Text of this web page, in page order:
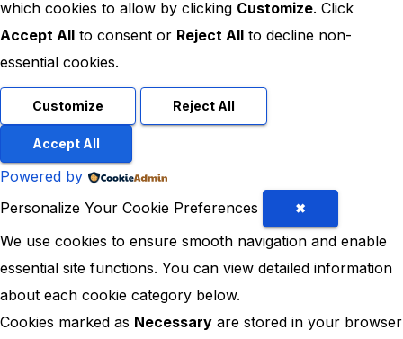
which cookies to allow by clicking Customize. Click
Accept All to consent or Reject All to decline non-
essential cookies.
Customize Reject All
Accept All
Powered by
Personalize Your Cookie Preferences
✖
We use cookies to ensure smooth navigation and enable
essential site functions. You can view detailed information
about each cookie category below.
Cookies marked as Necessary are stored in your browser